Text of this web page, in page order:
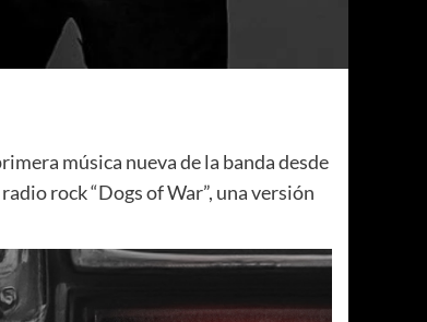
música nueva de la banda desde
rock “Dogs of War”, una versión